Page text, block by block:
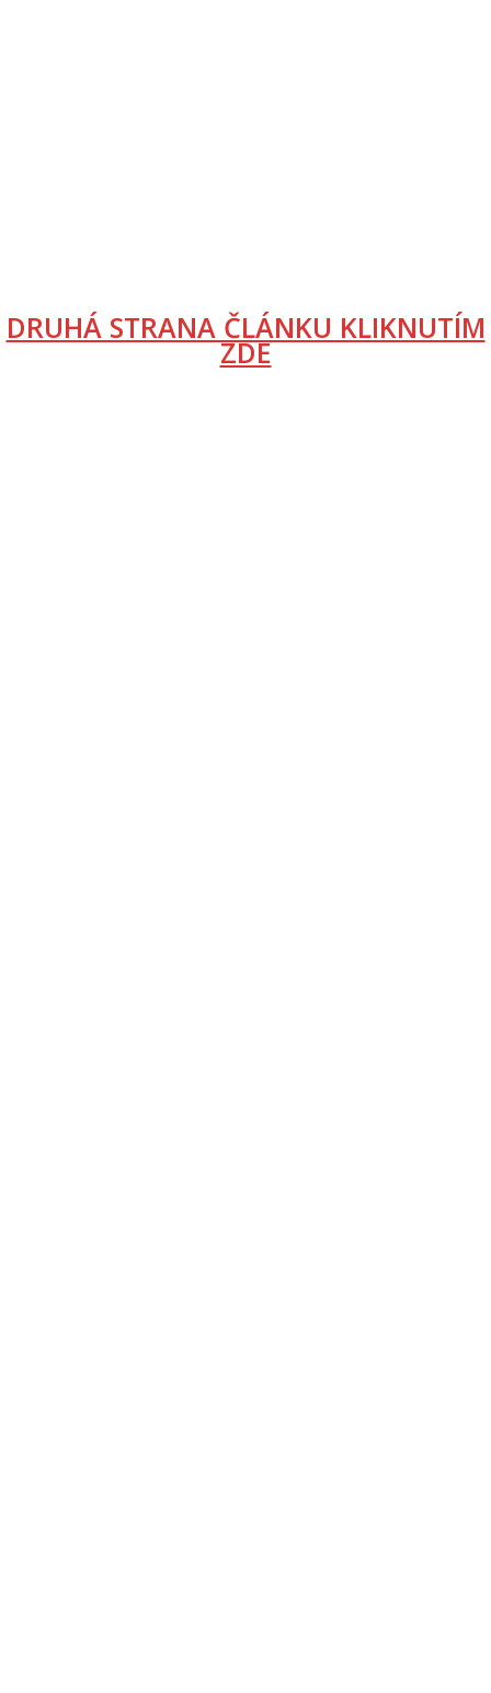
DRUHÁ STRANA ČLÁNKU KLIKNUTÍM
ZDE